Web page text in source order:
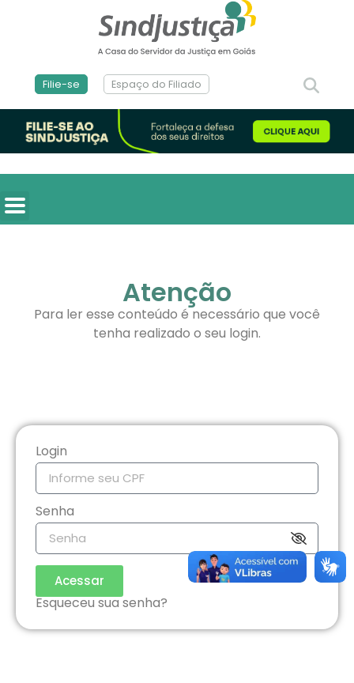
Filie-se Espaço do Filiado
Atenção
Para ler esse conteúdo é necessário que você
tenha realizado o seu login.
Login
Senha
Acessar
Esqueceu sua senha?